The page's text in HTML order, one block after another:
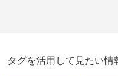
タグを活用して見たい情